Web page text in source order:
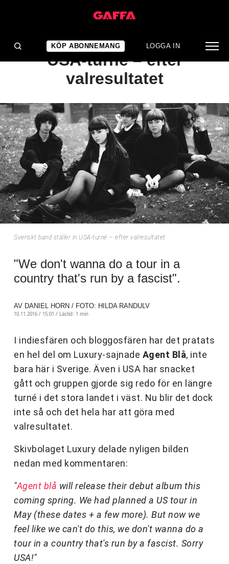
KÖP ABONNEMANG LOGGA IN
NYHET
Svenskt band ställer in
USA-turné – efter
valresultatet
Svenskt band ställer in USA-turné – efter valresultatet
"We don't wanna do a tour in a
country that's run by a fascist".
AV DANIEL HORN / FOTO: HILDA RANDULV
10.11.2016 / 15:01 / Lästid: 1 min
I indiesfären och bloggosfären har det pratats
en hel del om Luxury-sajnade Agent Blå, inte
bara här i Sverige. Även i USA har snacket
gått och gruppen gjorde sig redo för en längre
turné i det stora landet i väst. Nu blir det dock
inte så och det hela har att göra med
valresultatet.
Skivbolaget Luxury delade nyligen bilden
nedan med kommentaren:
"Agent blå will release their debut album this
coming spring. We had planned a US tour in
May (these dates + a few more). But now we
feel like we can't do this, we don't wanna do a
tour in a country that's run by a fascist. Sorry
USA!"